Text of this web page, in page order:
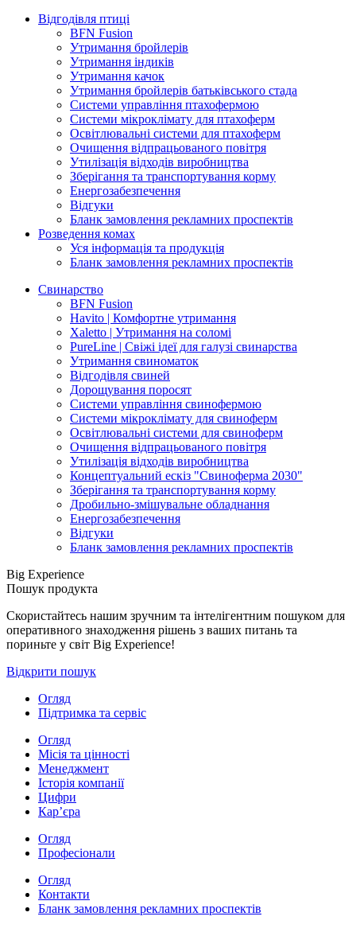
Відгодівля птиці
BFN Fusion
Утримання бройлерів
Утримання індиків
Утримання качок
Утримання бройлерів батьківського стада
Системи управління птахофермою
Системи мікроклімату для птахоферм
Освітлювальні системи для птахоферм
Очищення відпрацьованого повітря
Утилізація відходів виробництва
Зберігання та транспортування корму
Енергозабезпечення
Відгуки
Бланк замовлення рекламних проспектів
Розведення комах
Уся інформація та продукція
Бланк замовлення рекламних проспектів
Свинарство
BFN Fusion
Havito | Комфортне утримання
Xaletto | Утримання на соломі
PureLine | Свіжі ідеї для галузі свинарства
Утримання свиноматок
Відгодівля свиней
Дорощування поросят
Системи управління свинофермою
Системи мікроклімату для свиноферм
Освітлювальні системи для свиноферм
Очищення відпрацьованого повітря
Утилізація відходів виробництва
Концептуальний ескіз "Свиноферма 2030"
Зберігання та транспортування корму
Дробильно-змішувальне обладнання
Енергозабезпечення
Відгуки
Бланк замовлення рекламних проспектів
Big Experience
Пошук продукта
Скористайтесь нашим зручним та інтелігентним пошуком для
оперативного знаходження рішень з ваших питань та
пориньте у світ Big Experience!
Відкрити пошук
Огляд
Підтримка та сервіс
Огляд
Місія та цінності
Менеджмент
Історія компанії
Цифри
Кар’єра
Огляд
Професіонали
Огляд
Контакти
Бланк замовлення рекламних проспектів